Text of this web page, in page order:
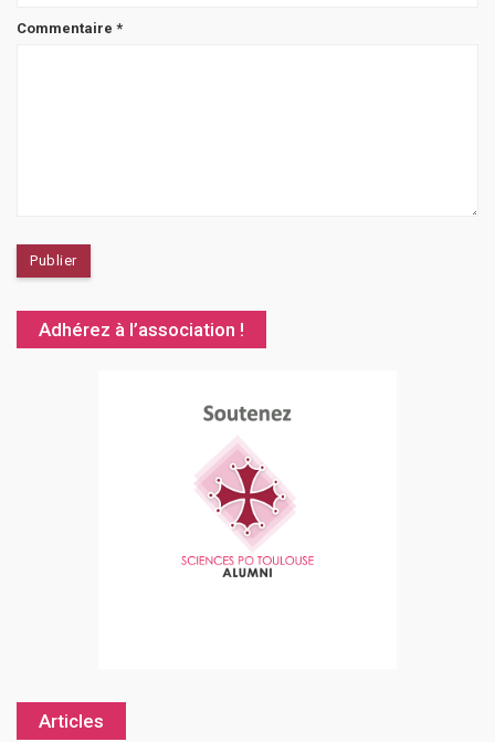
Commentaire *
Adhérez à l’association !
Articles